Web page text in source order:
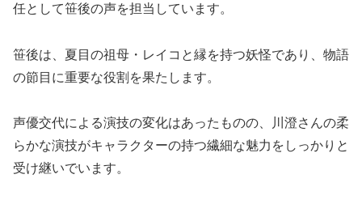
任として笹後の声を担当しています。
笹後は、夏目の祖母・レイコと縁を持つ妖怪であり、物語
の節目に重要な役割を果たします。
声優交代による演技の変化はあったものの、川澄さんの柔
らかな演技がキャラクターの持つ繊細な魅力をしっかりと
受け継いでいます。